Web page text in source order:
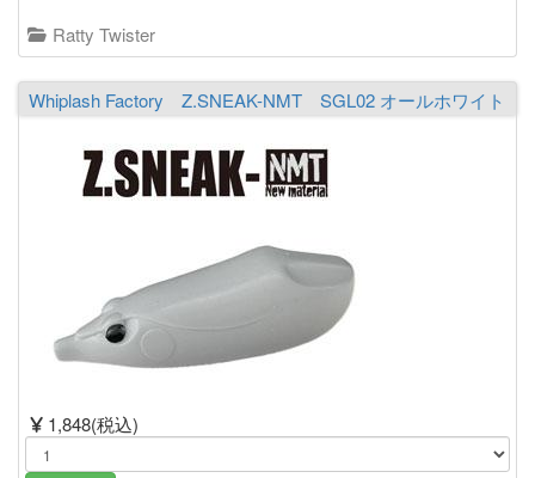
Ratty Twister
Whiplash Factory Z.SNEAK-NMT SGL02 オールホワイト
1,848(税込)